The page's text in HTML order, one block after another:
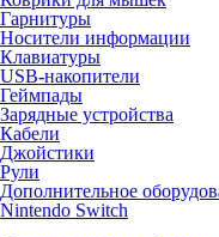
Гарнитуры
Носители информации
Клавиатуры
USB-накопители
Геймпады
Зарядные устройства
Кабели
Джойстики
Рули
Дополнительное
Nintendo Switch